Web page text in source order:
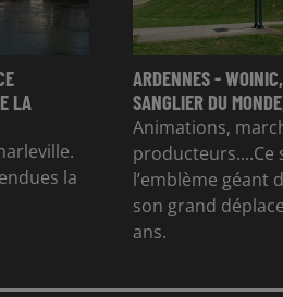
LA
la
ARDENNES -
SANGLIER DU
Animations,
producteurs....Ce
l’emblème géant
son grand
ans.